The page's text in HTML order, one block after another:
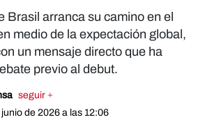
Brasil arranca su camino en el
medio de la expectación global,
un mensaje directo que ha
previo al debut.
seguir +
de 2026 a las 12:06